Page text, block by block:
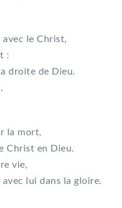
le Christ,
:
droite de Dieu.
la mort,
Christ en Dieu.
vie,
lui dans la gloire.